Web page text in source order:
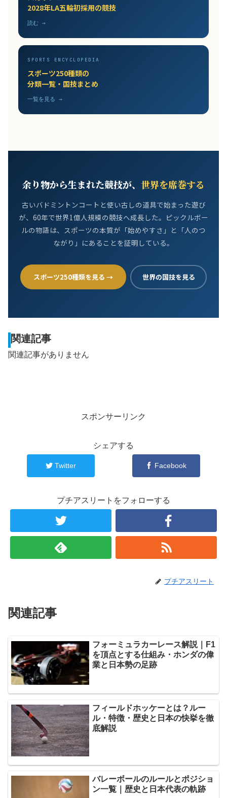
2028年LA五輪初採用の競技
読む →
SPORTS ENCYCLOPEDIA
スポーツ250種類の
分類一覧・国技まとめ
一覧を見る →
余り物から生まれた競技が、 世界を席巻する
古いバドミントンコートと使い古しの道具で始まった遊び
が、60年で世界1億人規模の競技へ成長した。ピックルボー
ルの物語は、スポーツの本質が「始めやすさ」と「人のつ
ながり」にあることを証明している。
スポーツ250種類を見る → 世界の国技を見る
関連記事
関連記事がありません
スポンサーリンク
シェアする
Twitter Facebook
プチアスリートをフォローする
プチアスリート
関連記事
フォーミュラカーレース解説｜F1
を頂点とする仕組み・ホンダの偉
業と日本勢の足跡
フィールドホッケーとは？ルー
ル・特徴・歴史と日本の快挙を徹
底解説
バレーボールのルールとポジショ
ン一覧｜歴史と日本代表の軌跡